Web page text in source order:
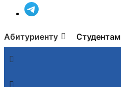
Абитуриенту Студентам